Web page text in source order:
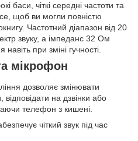
баси, чіткі середні частоти та
щоб ви могли повністю
Частотний діапазон від 20
звуку, а імпеданс 32 Ом
при зміні гучності.
мікрофон
дозволяє змінювати
відповідати на дзвінки або
телефон з кишені.
чіткий звук під час